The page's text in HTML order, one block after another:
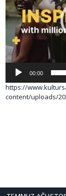
00:00
https://
content/uploads/